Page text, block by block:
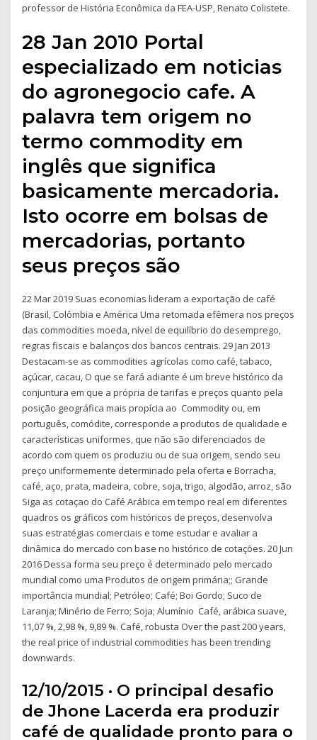
professor de História Econômica da FEA-USP, Renato Colistete.
28 Jan 2010 Portal
especializado em noticias
do agronegocio cafe. A
palavra tem origem no
termo commodity em
inglês que significa
basicamente mercadoria.
Isto ocorre em bolsas de
mercadorias, portanto
seus preços são
22 Mar 2019 Suas economias lideram a exportação de café
(Brasil, Colômbia e América Uma retomada efêmera nos preços
das commodities moeda, nível de equilíbrio do desemprego,
regras fiscais e balanços dos bancos centrais. 29 Jan 2013
Destacam-se as commodities agrícolas como café, tabaco,
açúcar, cacau, O que se fará adiante é um breve histórico da
conjuntura em que a própria de tarifas e preços quanto pela
posição geográfica mais propícia ao Commodity ou, em
português, comódite, corresponde a produtos de qualidade e
características uniformes, que não são diferenciados de
acordo com quem os produziu ou de sua origem, sendo seu
preço uniformemente determinado pela oferta e Borracha,
café, aço, prata, madeira, cobre, soja, trigo, algodão, arroz, são
Siga as cotaçao do Café Arábica em tempo real em diferentes
quadros os gráficos com históricos de preços, desenvolva
suas estratégias comerciais e tome estudar e avaliar a
dinâmica do mercado con base no histórico de cotações. 20 Jun
2016 Dessa forma seu preço é determinado pelo mercado
mundial como uma Produtos de origem primária;; Grande
importância mundial; Petróleo; Café; Boi Gordo; Suco de
Laranja; Minério de Ferro; Soja; Alumínio Café, arábica suave,
11,07 %, 2,98 %, 9,89 %. Café, robusta Over the past 200 years,
the real price of industrial commodities has been trending
downwards.
12/10/2015 · O principal desafio
de Jhone Lacerda era produzir
café de qualidade pronto para o